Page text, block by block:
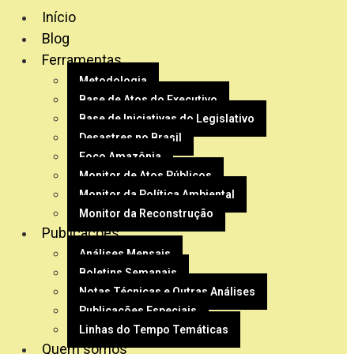
Início
Blog
Ferramentas
Metodologia
Base de Atos do Executivo
Base de Iniciativas do Legislativo
Desastres no Brasil
Foco Amazônia
Monitor de Atos Públicos
Monitor da Política Ambiental
Monitor da Reconstrução
Publicações
Análises Mensais
Boletins Semanais
Notas Técnicas e Outras Análises
Publicações Especiais
Linhas do Tempo Temáticas
Quem somos